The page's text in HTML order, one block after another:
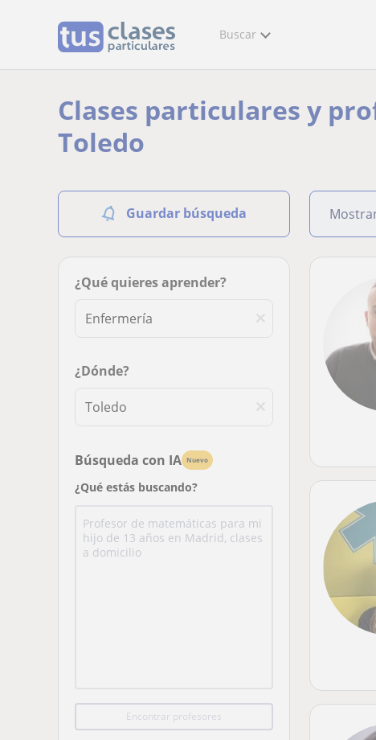
Buscar
Clases particulares y
Toledo
Guardar búsqueda
¿Qué quieres aprender?
¿Dónde?
Búsqueda con IA Nuevo
¿Qué estás buscando?
Encontrar profesores